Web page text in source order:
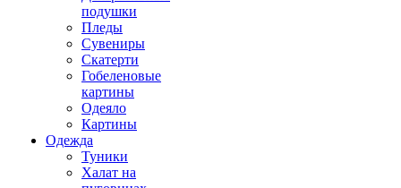
подушки
Пледы
Сувениры
Скатерти
Гобеленовые
картины
Одеяло
Картины
Одежда
Туники
Халат на